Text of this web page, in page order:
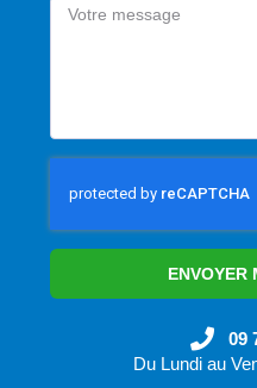
ENVOYER
09
Du Lundi au